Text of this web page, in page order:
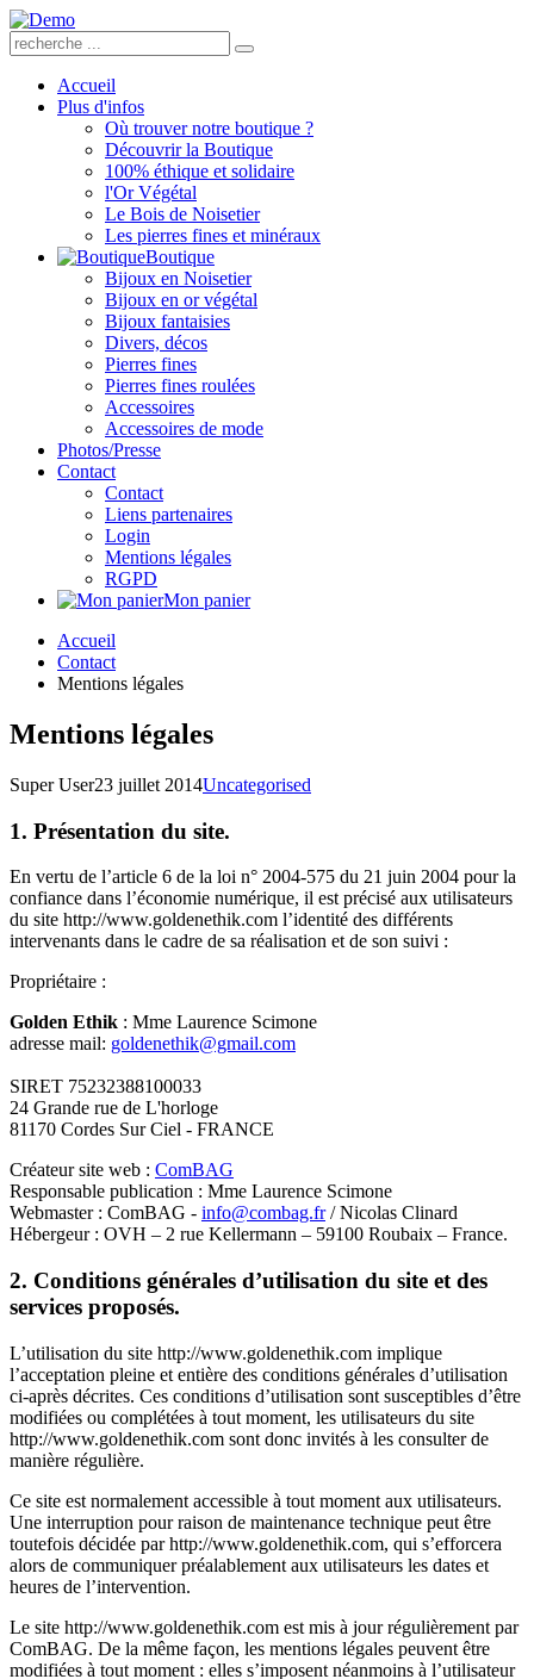
Accueil
Plus d'infos
Où trouver notre boutique ?
Découvrir la Boutique
100% éthique et solidaire
l'Or Végétal
Le Bois de Noisetier
Les pierres fines et minéraux
Boutique
Bijoux en Noisetier
Bijoux en or végétal
Bijoux fantaisies
Divers, décos
Pierres fines
Pierres fines roulées
Accessoires
Accessoires de mode
Photos/Presse
Contact
Contact
Liens partenaires
Login
Mentions légales
RGPD
Mon panier
Accueil
Contact
Mentions légales
Mentions légales
Super User23 juillet 2014Uncategorised
1. Présentation du site.
En vertu de l’article 6 de la loi n° 2004-575 du 21 juin 2004 pour la
confiance dans l’économie numérique, il est précisé aux utilisateurs
du site http://www.goldenethik.com l’identité des différents
intervenants dans le cadre de sa réalisation et de son suivi :
Propriétaire :
Golden Ethik : Mme Laurence Scimone
adresse mail: goldenethik@gmail.com
SIRET 75232388100033
24 Grande rue de L'horloge
81170 Cordes Sur Ciel - FRANCE
Créateur site web : ComBAG
Responsable publication : Mme Laurence Scimone
Webmaster : ComBAG - info@combag.fr/ Nicolas Clinard
Hébergeur : OVH – 2 rue Kellermann – 59100 Roubaix – France.
2. Conditions générales d’utilisation du site et des
services proposés.
L’utilisation du site http://www.goldenethik.com implique
l’acceptation pleine et entière des conditions générales d’utilisation
ci-après décrites. Ces conditions d’utilisation sont susceptibles d’être
modifiées ou complétées à tout moment, les utilisateurs du site
http://www.goldenethik.com sont donc invités à les consulter de
manière régulière.
Ce site est normalement accessible à tout moment aux utilisateurs.
Une interruption pour raison de maintenance technique peut être
toutefois décidée par http://www.goldenethik.com, qui s’efforcera
alors de communiquer préalablement aux utilisateurs les dates et
heures de l’intervention.
Le site http://www.goldenethik.com est mis à jour régulièrement par
ComBAG. De la même façon, les mentions légales peuvent être
modifiées à tout moment : elles s’imposent néanmoins à l’utilisateur